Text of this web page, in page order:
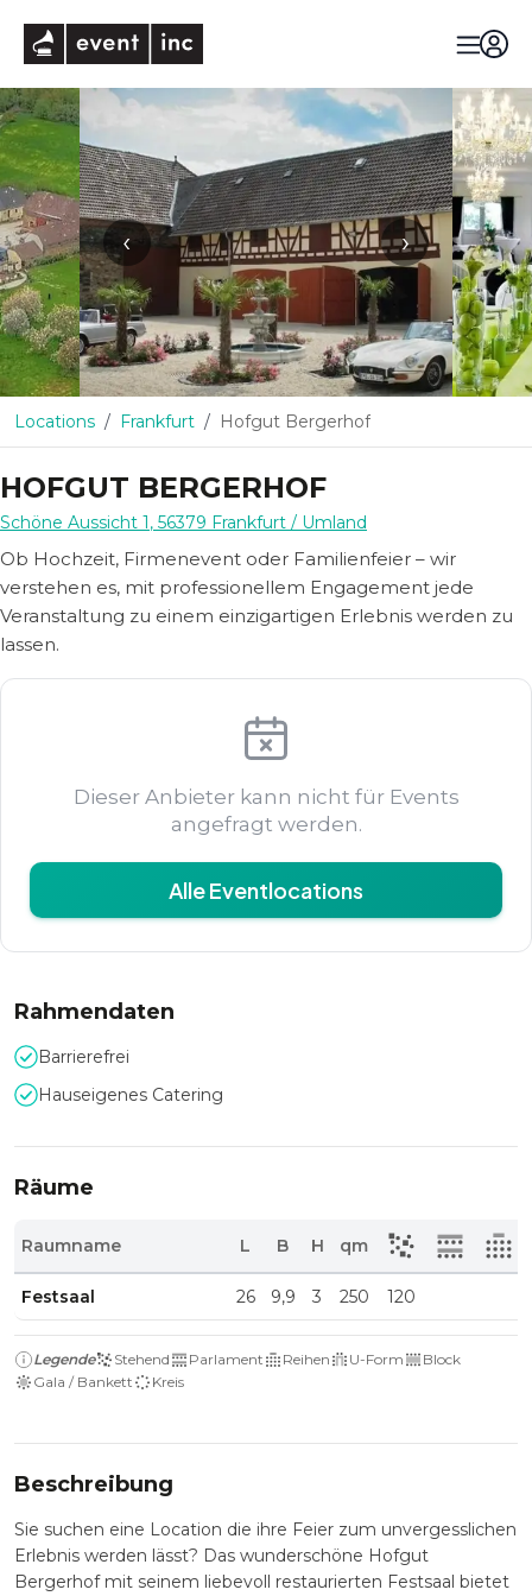
‹ ›
Locations Frankfurt Hofgut Bergerhof
HOFGUT BERGERHOF
Schöne Aussicht 1, 56379 Frankfurt / Umland
Ob Hochzeit, Firmenevent oder Familienfeier – wir
verstehen es, mit professionellem Engagement jede
Veranstaltung zu einem einzigartigen Erlebnis werden zu
lassen.
Dieser Anbieter kann nicht für Events
angefragt werden.
Alle Eventlocations
Rahmendaten
Barrierefrei
Hauseigenes Catering
Räume
Raumname L B H qm
Festsaal 26 9,9 3 250 120
Legende Stehend Parlament Reihen U-Form
Block
Gala / Bankett
Kreis
Beschreibung
Sie suchen eine Location die ihre Feier zum unvergesslichen
Erlebnis werden lässt? Das wunderschöne Hofgut
Bergerhof mit seinem liebevoll restaurierten Festsaal bietet